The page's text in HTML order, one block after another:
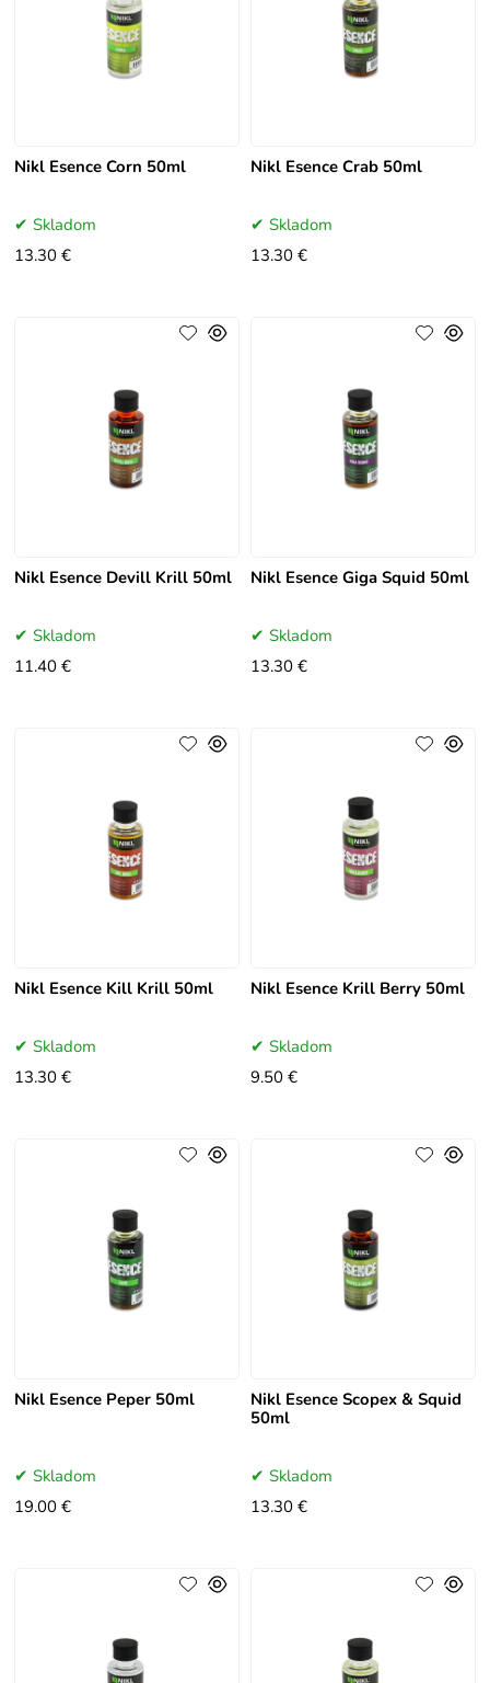
Nikl Esence Corn 50ml
Skladom
13.30 €
Nikl Esence Crab 50ml
Skladom
13.30 €
Nikl Esence Devill Krill 50ml
Skladom
11.40 €
Nikl Esence Giga Squid 50ml
Skladom
13.30 €
Nikl Esence Kill Krill 50ml
Skladom
13.30 €
Nikl Esence Krill Berry 50ml
Skladom
9.50 €
Nikl Esence Peper 50ml
Skladom
19.00 €
Nikl Esence Scopex & Squid
50ml
Skladom
13.30 €